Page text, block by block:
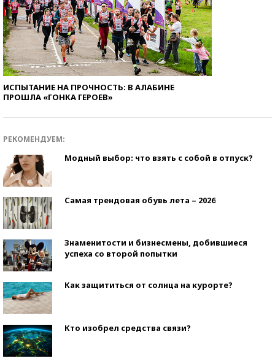
ИСПЫТАНИЕ НА ПРОЧНОСТЬ: В АЛАБИНЕ
ПРОШЛА «ГОНКА ГЕРОЕВ»
РЕКОМЕНДУЕМ:
Модный выбор: что взять с собой в отпуск?
Самая трендовая обувь лета – 2026
Знаменитости и бизнесмены, добившиеся
успеха со второй попытки
Как защититься от солнца на курорте?
Кто изобрел средства связи?